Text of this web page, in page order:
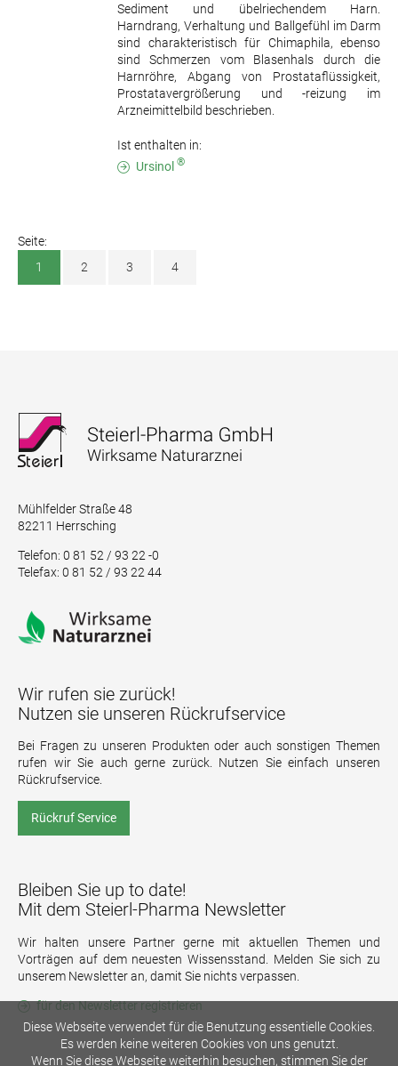
Sediment und übelriechendem Harn.
Harndrang, Verhaltung und Ballgefühl im Darm
sind charakteristisch für Chimaphila, ebenso
sind Schmerzen vom Blasenhals durch die
Harnröhre, Abgang von Prostataflüssigkeit,
Prostatavergrößerung und -reizung im
Arzneimittelbild beschrieben.
Ist enthalten in:
Ursinol ®
Seite:
1
2 3 4
Mühlfelder Straße 48
82211 Herrsching
Telefon: 0 81 52 / 93 22 -0
Telefax: 0 81 52 / 93 22 44
Wir rufen sie zurück!
Nutzen sie unseren Rückrufservice
Bei Fragen zu unseren Produkten oder auch sonstigen Themen
rufen wir Sie auch gerne zurück. Nutzen Sie einfach unseren
Rückrufservice.
Rückruf Service
Bleiben Sie up to date!
Mit dem Steierl-Pharma Newsletter
Wir halten unsere Partner gerne mit aktuellen Themen und
Vorträgen auf dem neuesten Wissensstand. Melden Sie sich zu
unserem Newsletter an, damit Sie nichts verpassen.
für den Newsletter registrieren
Diese Webseite verwendet für die Benutzung essentielle Cookies.
Es werden keine weiteren Cookies von uns genutzt.
Wenn Sie diese Webseite weiterhin besuchen, stimmen Sie der